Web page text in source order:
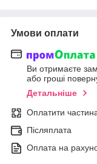
Умови оплати
Ви отримаєте
або гроші
Детальніше
Оплатити
Післяплата
Оплата на